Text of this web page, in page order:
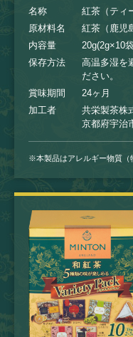
名称
紅茶（ティ
原材料名
紅茶（鹿児
内容量
20g(2g×10
保存方法
高温多湿を
ださい。
賞味期間
24ヶ月
加工者
共栄製茶株
京都府宇治
※本製品はアレルギー物質（